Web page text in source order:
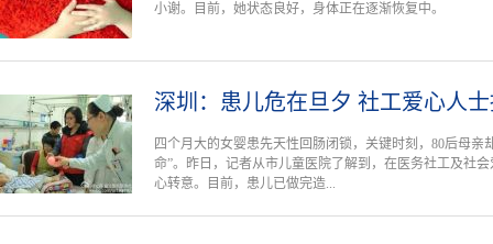
小谢。目前，她状态良好，身体正在逐渐恢复中。
深圳：患儿危在旦夕 社工爱心人
四个月大的女婴患先天性回肠闭锁，关键时刻，80后母亲
命”。昨日，记者从市儿童医院了解到，在医务社工及社
心转意。目前，患儿已做完造...